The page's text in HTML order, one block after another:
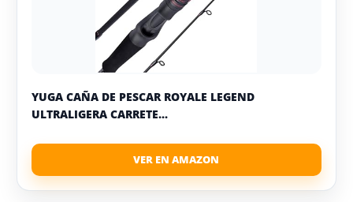
YUGA CAÑA DE PESCAR ROYALE LEGEND
ULTRALIGERA CARRETE...